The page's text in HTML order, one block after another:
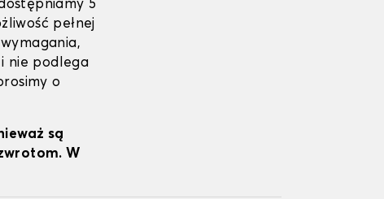
5
pełnej
nie podlega
o
są
W